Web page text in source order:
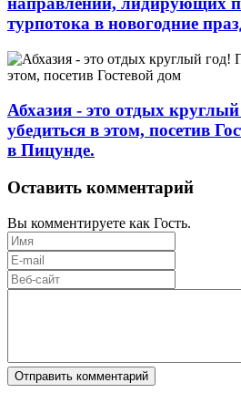
турпотока в новогодние
Абхазия - это отдых
убедиться в этом, посетив
в Пицунде.
Оставить комментарий
Вы комментируете как Гость.
Отправить комментарий